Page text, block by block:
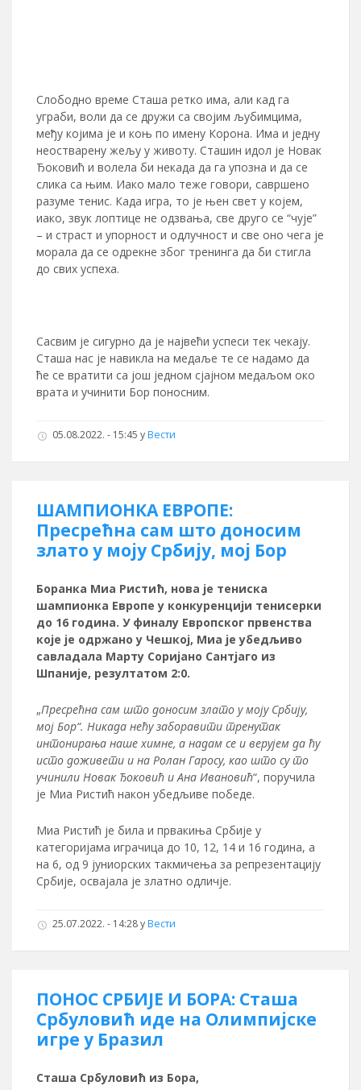
Слободно време Сташа ретко има, али кад га
уграби, воли да се дружи са својим љубимцима,
међу којима је и коњ по имену Корона. Има и једну
неостварену жељу у животу. Сташин идол је Новак
Ђоковић и волела би некада да га упозна и да се
слика са њим. Иако мало теже говори, савршено
разуме тенис. Када игра, то је њен свет у којем,
иако, звук лоптице не одзвања, све друго се “чује”
– и страст и упорност и одлучност и све оно чега је
морала да се одрекне због тренинга да би стигла
до свих успеха.
Сасвим је сигурно да је највећи успеси тек чекају.
Сташа нас је навикла на медаље те се надамо да
ће се вратити са још једном сјајном медаљом око
врата и учинити Бор поносним.
05.08.2022. - 15:45 уВести
ШАМПИОНКА ЕВРОПЕ:
Пресрећна сам што доносим
злато у моју Србију, мој Бор
Боранка Миа Ристић, нова је тениска
шампионка Европе у конкуренцији тенисерки
до 16 година. У финалу Европског првенства
које је одржано у Чешкој, Миа је убедљиво
савладала Марту Соријано Сантјаго из
Шпаније, резултатом 2:0.
„Пресрећна сам што доносим злато у моју Србију,
мој Бор“. Никада нећу заборавити тренутак
интонирања наше химне, а надам се и верујем да ћу
исто доживети и на Ролан Гаросу, као што су то
учинили Новак Ђоковић и Ана Ивановић“, поручила
је Миа Ристић након убедљиве победе.
Миа Ристић је била и првакиња Србије у
категоријама играчица до 10, 12, 14 и 16 година, а
на 6, од 9 јуниорских такмичења за репрезентацију
Србије, освајала је златно одличје.
25.07.2022. - 14:28уВести
ПОНОС СРБИЈЕ И БОРА: Сташа
Србуловић иде на Олимпијске
игре у Бразил
Сташа Србуловић из Бора,